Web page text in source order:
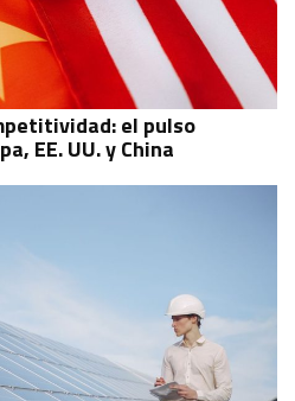
el pulso
EE. UU. y China